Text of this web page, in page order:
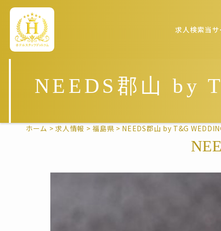
求人検索当
NEEDS郡山 by
ホーム >求人情報 >福島県 > NEEDS郡山 by T&G